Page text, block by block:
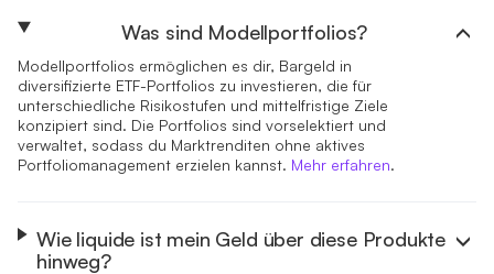
Was sind Modellportfolios?
Modellportfolios ermöglichen es dir, Bargeld in
diversifizierte ETF-Portfolios zu investieren, die für
unterschiedliche Risikostufen und mittelfristige Ziele
konzipiert sind. Die Portfolios sind vorselektiert und
verwaltet, sodass du Marktrenditen ohne aktives
Portfoliomanagement erzielen kannst. Mehr erfahren.
Wie liquide ist mein Geld über diese Produkte
hinweg?